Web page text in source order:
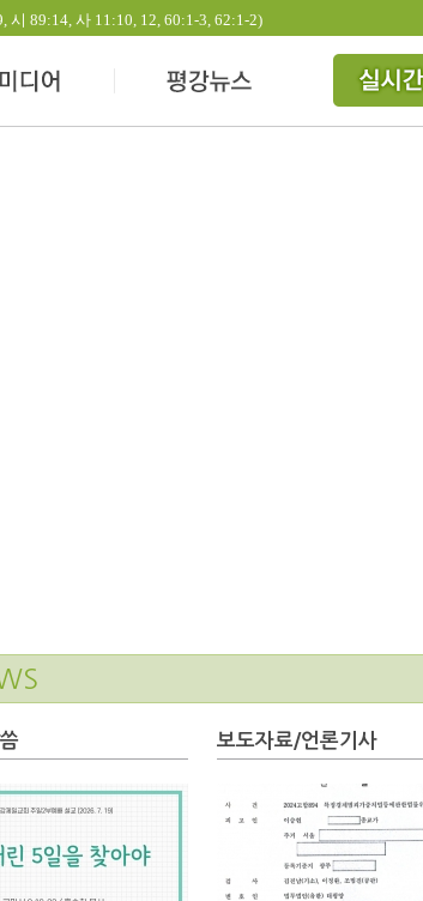
89:14, 사 11:10, 12, 60:1-3, 62:1-2)
보도자료/언론기사